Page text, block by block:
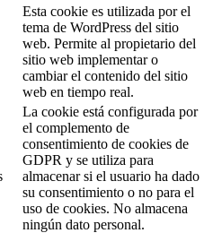
Esta cookie es utilizada por el
tema de WordPress del sitio
web. Permite al propietario del
sitio web implementar o
cambiar el contenido del sitio
web en tiempo real.
La cookie está configurada por
el complemento de
consentimiento de cookies de
GDPR y se utiliza para
almacenar si el usuario ha dado
su consentimiento o no para el
uso de cookies. No almacena
ningún dato personal.